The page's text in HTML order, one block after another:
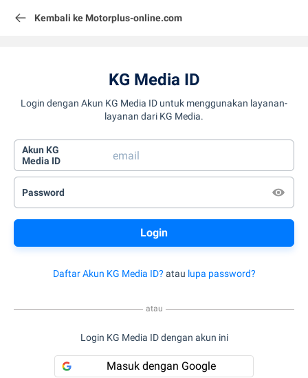
Kembali ke Motorplus-online.com
KG Media ID
Login dengan Akun KG Media ID untuk menggunakan layanan-
layanan dari KG Media.
Akun KG
Media ID
Password
Daftar Akun KG Media ID? atau lupa password?
atau
Login KG Media ID dengan akun ini
Masuk dengan Google